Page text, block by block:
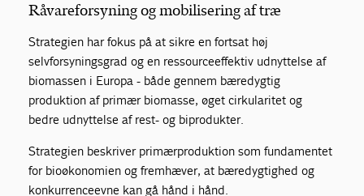
Råvareforsyning og mobilisering af træ
Strategien har fokus på at sikre en fortsat høj
selvforsyningsgrad og en ressourceeffektiv udnyttelse af
biomassen i Europa - både gennem bæredygtig
produktion af primær biomasse, øget cirkularitet og
bedre udnyttelse af rest- og biprodukter.
Strategien beskriver primærproduktion som fundamentet
for bioøkonomien og fremhæver, at bæredygtighed og
konkurrenceevne kan gå hånd i hånd.